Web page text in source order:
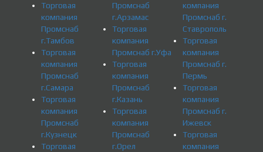
Торговая
компания
Промснаб
г.Тамбов
Торговая
компания
Промснаб
г.Самара
Торговая
компания
Промснаб
г.Кузнецк
Торговая
Промснаб
г.Арзамас
Торговая
компания
Промснаб г.Уфа
Торговая
компания
Промснаб
г.Казань
Торговая
компания
Промснаб
г.Орел
компания
Промснаб г.
Ставрополь
Торговая
компания
Промснаб г.
Пермь
Торговая
компания
Промснаб г.
Ижевск
Торговая
компания